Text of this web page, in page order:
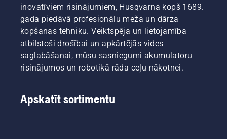
inovatīviem risinājumiem, Husqvarna kopš 1689.
gada piedāvā profesionālu meža un dārza
kopšanas tehniku. Veiktspēja un lietojamība
atbilstoši drošībai un apkārtējās vides
saglabāšanai, mūsu sasniegumi akumulatoru
risinājumos un robotikā rāda ceļu nākotnei.
Apskatīt sortimentu